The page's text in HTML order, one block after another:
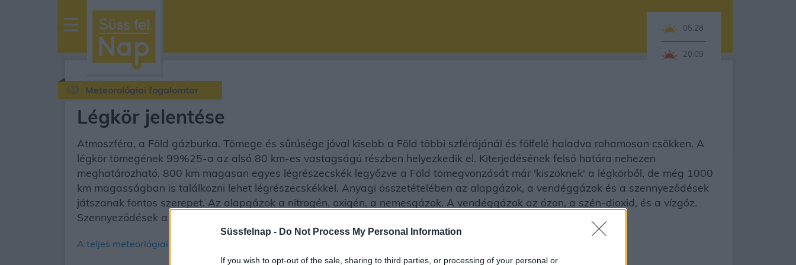
Süssfelnap - Do Not Process My Personal Information
If you wish to opt-out of the sale, sharing to third parties, or processing of your personal or
sussfelnap.hu
időjárás
05:28
20:09
Meteorológiai fogalomtar
Légkör jelentése
Atmoszféra, a Föld gázburka. Tömege és sűrűsége jóval kisebb a Föld többi szférájánál és fölfelé haladva rohamosan csökken. A
légkör tömegének 99%25-a az alsó 80 km-es vastagságú részben helyezkedik el. Kiterjedésének felső határa nehezen
meghatározható. 800 km magasan egyes légrészecskék legyőzve a Föld tömegvonzását már 'kiszöknek' a légkörből, de még 1000
km magasságban is találkozni lehet légrészecskékkel. Anyagi összetételében az alapgázok, a vendéggázok és a szennyeződések
játszanak fontos szerepet. Az alapgázok a nitrogén, oxigén, a nemesgázok. A vendéggázok az ózon, a szén-dioxid, és a vízgőz.
Szennyeződések a por, a sókristályok, füst, hamu, korom, virágporszemek, baktériumok.
A teljes meteorlógiai fogalomtár